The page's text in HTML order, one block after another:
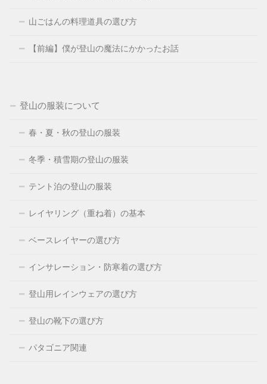
山ごはんの料理道具の選び方
【前編】僕が登山の魔法にかかったお話
登山の服装について
春・夏・秋の登山の服装
冬季・積雪期の登山の服装
テント泊の登山の服装
レイヤリング（重ね着）の基本
ベースレイヤーの選び方
インサレーション・防寒着の選び方
登山用レインウェアの選び方
登山の靴下の選び方
パタゴニア関連